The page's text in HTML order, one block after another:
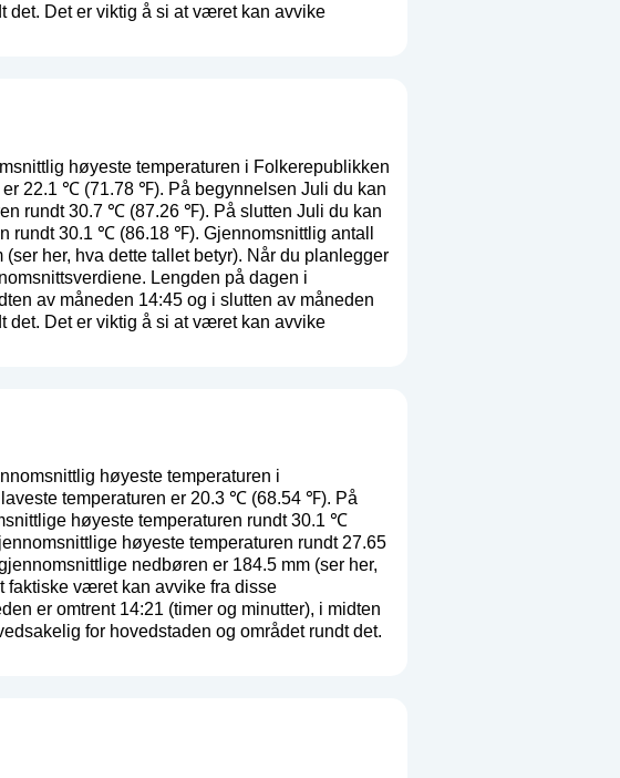
det. Det er viktig å si at været kan avvike
høyeste temperaturen i Folkerepublikken
22.1 ℃ (71.78 ℉). På begynnelsen Juli du kan
rundt 30.7 ℃ (87.26 ℉). På slutten Juli du kan
rundt 30.1 ℃ (86.18 ℉). Gjennomsnittlig antall
(ser her, hva dette tallet betyr). Når du planlegger
Lengden på dagen i
av måneden 14:45 og i slutten av måneden
det. Det er viktig å si at været kan avvike
høyeste temperaturen i
temperaturen er 20.3 ℃ (68.54 ℉). På
høyeste temperaturen rundt 30.1 ℃
høyeste temperaturen rundt 27.65
nedbøren er 184.5 mm (ser her,
faktiske været kan avvike fra disse
er omtrent 14:21 (timer og minutter), i midten
for hovedstaden og området rundt det.